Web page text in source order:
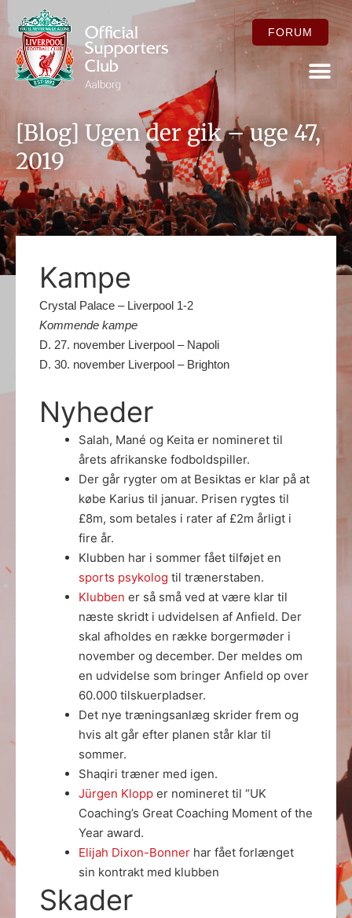
FORUM
[Blog] Ugen der gik – uge 47,
2019
Kampe
Crystal Palace – Liverpool 1-2
Kommende kampe
D. 27. november Liverpool – Napoli
D. 30. november Liverpool – Brighton
Nyheder
Salah, Mané og Keita er nomineret til
årets afrikanske fodboldspiller.
Der går rygter om at Besiktas er klar på at
købe Karius til januar. Prisen rygtes til
£8m, som betales i rater af £2m årligt i
fire år.
Klubben har i sommer fået tilføjet en
sports psykolog til trænerstaben.
Klubben er så små ved at være klar til
næste skridt i udvidelsen af Anfield. Der
skal afholdes en række borgermøder i
november og december. Der meldes om
en udvidelse som bringer Anfield op over
60.000 tilskuerpladser.
Det nye træningsanlæg skrider frem og
hvis alt går efter planen står klar til
sommer.
Shaqiri træner med igen.
Jürgen Klopp er nomineret til “UK
Coaching’s Great Coaching Moment of the
Year award.
Elijah Dixon-Bonner har fået forlænget
sin kontrakt med klubben
Skader